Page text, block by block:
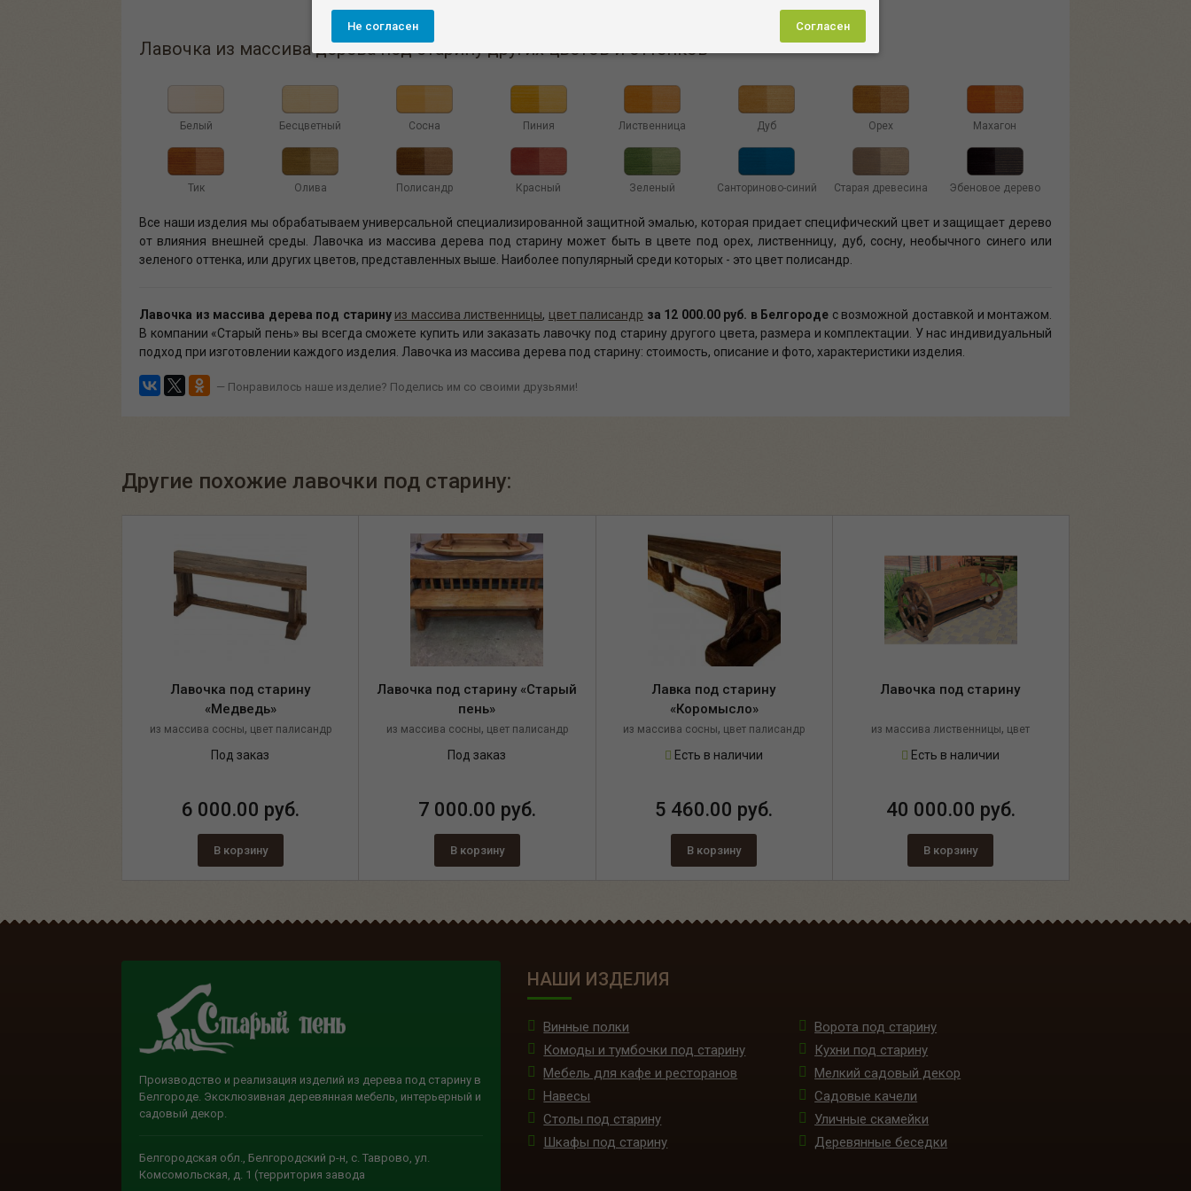
Лавочка из массива дерева под старину других цветов и оттенков
Белый Бесцветный Сосна Пиния Лиственница Дуб Орех Махагон
Тик Олива Полисандр Красный Зеленый Санториново-синий Старая древесина Эбеновое дерево
Все наши изделия мы обрабатываем универсальной специализированной защитной эмалью, которая придает специфический цвет и защищает дерево
от влияния внешней среды. Лавочка из массива дерева под старину может быть в цвете под орех, лиственницу, дуб, сосну, необычного синего или
зеленого оттенка, или других цветов, представленных выше. Наиболее популярный среди которых - это цвет полисандр.
Лавочка из массива дерева под старину из массива лиственницы, цвет палисандр за 12 000.00 руб. в Белгороде с возможной доставкой и монтажом.
В компании «Старый пень» вы всегда сможете купить или заказать лавочку под старину другого цвета, размера и комплектации. У нас индивидуальный
подход при изготовлении каждого изделия. Лавочка из массива дерева под старину: стоимость, описание и фото, характеристики изделия.
— Понравилось наше изделие? Поделись им со своими друзьями!
Другие похожие лавочки под старину:
Лавочка под старину
«Медведь»
из массива сосны, цвет палисандр
Под заказ
6 000.00 руб.
В корзину
Лавочка под старину «Старый
пень»
из массива сосны, цвет палисандр
Под заказ
7 000.00 руб.
В корзину
Лавка под старину
«Коромысло»
из массива сосны, цвет палисандр
Есть в наличии
5 460.00 руб.
В корзину
Лавочка под старину
из массива лиственницы, цвет
Есть в наличии
40 000.00 руб.
В корзину
Производство и реализация изделий из дерева под старину в
Белгороде. Эксклюзивная деревянная мебель, интерьерный и
садовый декор.
Белгородская обл., Белгородский р-н, с. Таврово, ул.
Комсомольская, д. 1 (территория завода
НАШИ ИЗДЕЛИЯ
Винные полки
Ворота под старину
Комоды и тумбочки под старину
Кухни под старину
Мебель для кафе и ресторанов
Мелкий садовый декор
Навесы
Садовые качели
Столы под старину
Уличные скамейки
Шкафы под старину
Деревянные беседки
Согласен
Не согласен